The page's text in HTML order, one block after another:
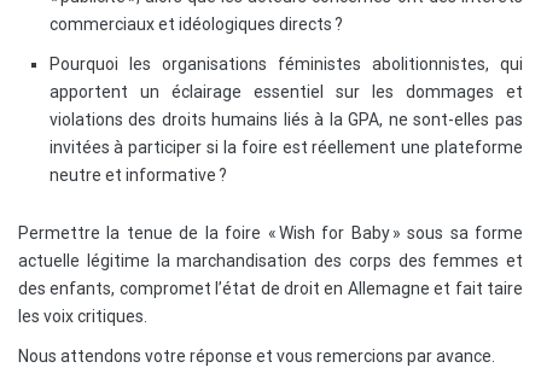
commerciaux et idéologiques directs ?
Pourquoi les organisations féministes abolitionnistes, qui
apportent un éclairage essentiel sur les dommages et
violations des droits humains liés à la GPA, ne sont-elles pas
invitées à participer si la foire est réellement une plateforme
neutre et informative ?
Permettre la tenue de la foire « Wish for Baby » sous sa forme
actuelle légitime la marchandisation des corps des femmes et
des enfants, compromet l’état de droit en Allemagne et fait taire
les voix critiques.
Nous attendons votre réponse et vous remercions par avance.